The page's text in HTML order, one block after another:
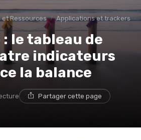
et Ressources Applications et trackers
le tableau de
indicateurs
la balance
Partager cette page